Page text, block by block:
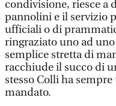
condivisione, riesce a
pannolini e il servizio
ufficiali o di
ringraziato uno ad
semplice stretta di
racchiude il succo di
stesso Colli ha
mandato.